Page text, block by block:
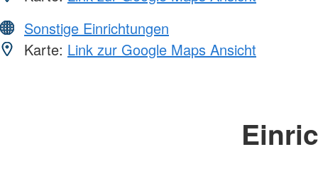
Sonstige Einrichtungen
Karte: Link zur Google Maps Ansicht